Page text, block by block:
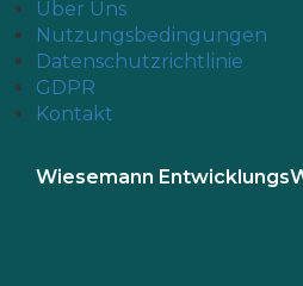
Über Uns
Nutzungsbedingungen
Datenschutzrichtlinie
GDPR
Kontakt
Wiesemann